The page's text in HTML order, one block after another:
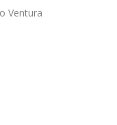
Ventura